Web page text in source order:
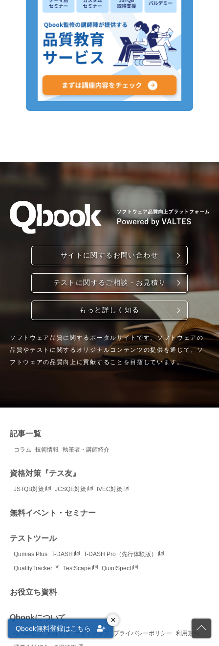
サイトに関するお問い合わせ
テストに関するご相談・お見積り
もっと詳しく知る
ソフトウェア品質に関するポータルサイトです。ソフトウェアの
品質やテストに関するオリジナルコンテンツの提供を通じて、ソ
フトウェアの品質向上に貢献することを目指しています。
記事一覧
コラム 技術情報 執筆者・講師紹介
資格対策『テス友』
JSTQB対策 JCSQE対策 IVEC対策
無料イベント・セミナー
テストツール
Qumias Plus T-DASH T-DASH Pro（先行体験版）
QualityTracker TestScape QuintSpect
お役立ち資料
Qbookについて
Qbookとは お知らせ サイトマップ プライバシーポリシー 利用規約
×
Qbook無料登録はこちら